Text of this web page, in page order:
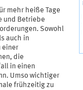
mehr heiße Tage
und Betriebe
Sowohl
auch in
einer
die
in einen
Umso wichtiger
frühzeitig zu